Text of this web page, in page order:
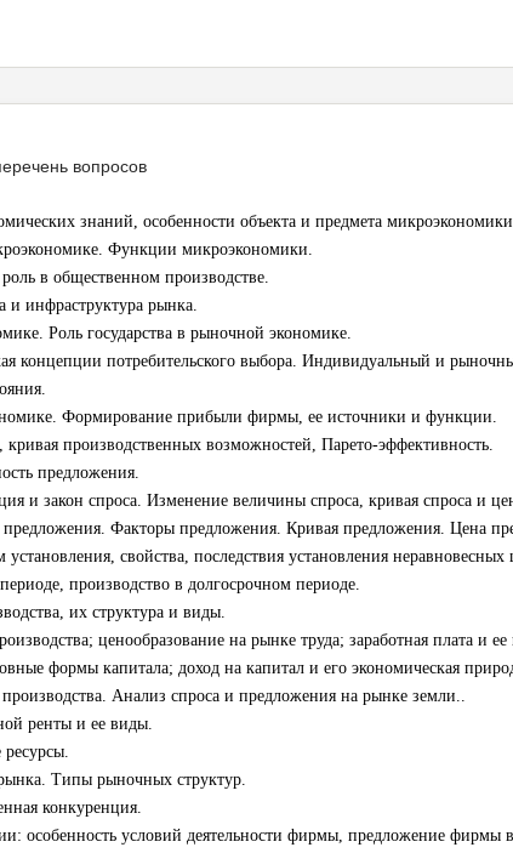
вопросов
знаний, особенности объекта и предмета
Функции микроэкономики.
в общественном производстве.
и инфраструктура рынка.
Роль государства в рыночной экономике.
концепции потребительского выбора. Индивидуальный и
Формирование прибыли фирмы, ее источники и функции.
производственных возможностей, Парето-эффективность.
предложения.
и закон спроса. Изменение величины спроса, кривая спроса и
Факторы предложения. Кривая предложения. Цена
свойства, последствия установления неравновесных
производство в долгосрочном периоде.
их структура и виды.
ценообразование на рынке труда; заработная плата и
формы капитала; доход на капитал и его экономическая
Анализ спроса и предложения на рынке земли..
ренты и ее виды.
Типы рыночных структур.
конкуренция.
особенность условий деятельности фирмы, предложение фирмы